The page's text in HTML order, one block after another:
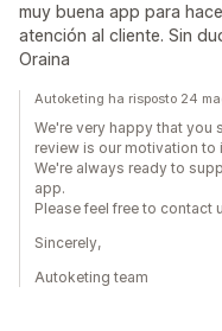
muy buena app para
atención al cliente. Sin
Oraina
Autoketing ha risposto 24
We're very happy that you
review is our motivation to
We're always ready to
app.
Please feel free to contact
Sincerely,
Autoketing team